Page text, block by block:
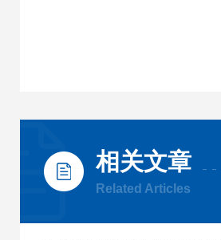
相关文章
Related Articles